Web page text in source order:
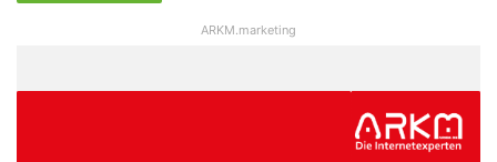
ARKM.marketing